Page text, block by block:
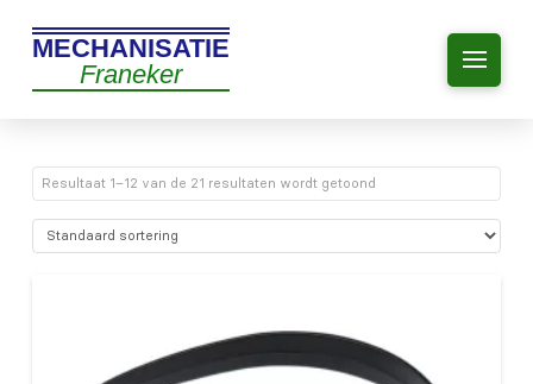
MECHANISATIE
Franeker
Resultaat 1–12 van de 21 resultaten wordt getoond